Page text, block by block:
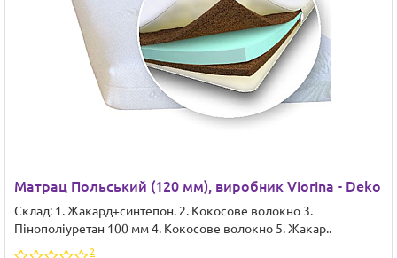
Матрац Польський (120 мм), виробник Viorina - Deko
Склад: 1. Жакард+синтепон. 2. Кокосове волокно 3.
Пінополіуретан 100 мм 4. Кокосове волокно 5. Жакар..
2